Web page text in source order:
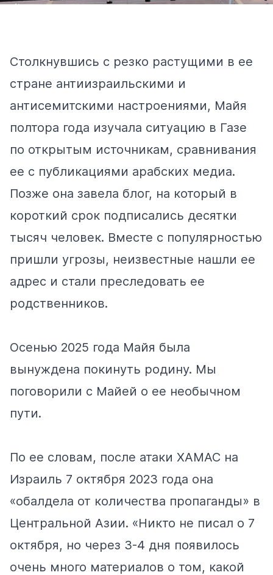
Столкнувшись с резко растущими в ее
стране антиизраильскими и
антисемитскими настроениями, Майя
полтора года изучала ситуацию в Газе
по открытым источникам, сравнивания
ее с публикациями арабских медиа.
Позже она завела блог, на который в
короткий срок подписались десятки
тысяч человек. Вместе с популярностью
пришли угрозы, неизвестные нашли ее
адрес и стали преследовать ее
родственников.
Осенью 2025 года Майя была
вынуждена покинуть родину. Мы
поговорили c Майей о ее необычном
пути.
По ее словам, после атаки ХАМАС на
Израиль 7 октября 2023 года она
«обалдела от количества пропаганды» в
Центральной Азии. «Никто не писал о 7
октября, но через 3-4 дня появилось
очень много материалов о том, какой